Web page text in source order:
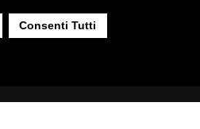
SEI QUI: HOME